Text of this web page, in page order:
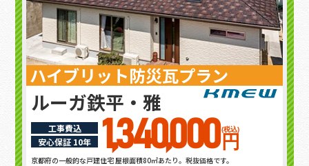
ハイブリット防災瓦プラン
ルーガ鉄平・雅
工事費込
安心保証 10年
1,340,000 円
(税込)
京都府の一般的な戸建住宅 屋根面積80㎡あたり。税抜価格です。